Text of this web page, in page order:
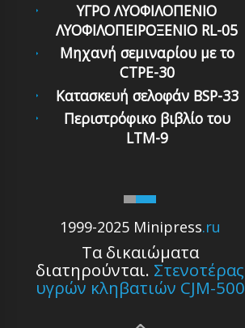
1999-2025 Minipress.ru
Τα δικαιώματα
διατηρούνται. Στενοτέρας
υγρών κληβατιών CJM-500
ΥΓΡΟ ΛΥΟΦΙΛΟΠΕΝΙΟ
ΛΥΟΦΙΛΟΠΕΙΡΟΞΕΝΙΟ RL-05
Μηχανή σεμιναρίου με το
CTPE-30
Κατασκευή σελοφάν BSP-33
Περιστρόφικο βιβλίο του
LTM-9